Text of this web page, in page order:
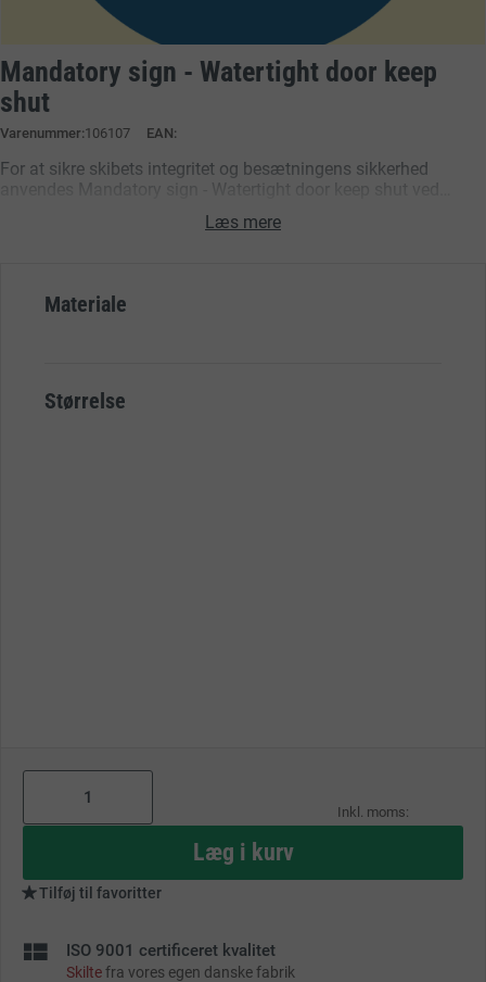
Mandatory sign - Watertight door keep
shut
Varenummer 106107 EAN:
For at sikre skibets integritet og besætningens sikkerhed
anvendes Mandatory sign - Watertight door keep shut ved
vandtætte døre ombord. Skiltet understøtter overholdelse af
IMO- og SOLAS-standarder ved klart at kommunikere
maritime miljøer.
Læs mere
Materiale
Størrelse
low
Læg i kurv
Tilføj til favoritter
ISO 9001 certificeret kvalitet
Skiltefra vores egen danske fabrik